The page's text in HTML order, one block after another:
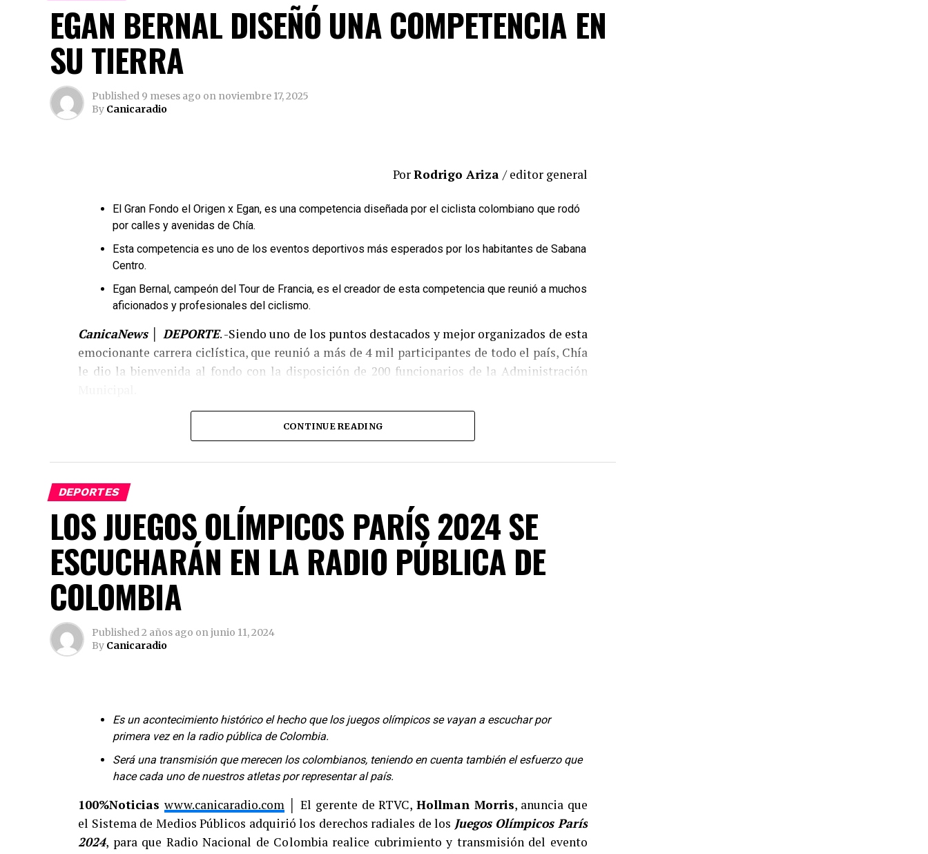
EGAN BERNAL DISEÑÓ UNA COMPETENCIA EN
SU TIERRA
Published 9 meses ago on noviembre 17, 2025
By Canicaradio
PorRodrigo Ariza / editor general
El Gran Fondo el Origen x Egan, es una competencia diseñada por el ciclista colombiano que rodó
por calles y avenidas de Chía.
Esta competencia es uno de los eventos deportivos más esperados por los habitantes de Sabana
Centro.
Egan Bernal, campeón del Tour de Francia, es el creador de esta competencia que reunió a muchos
aficionados y profesionales del ciclismo.
CanicaNews │ DEPORTE. -Siendo uno de los puntos destacados y mejor organizados de esta
emocionante carrera ciclística, que reunió a más de 4 mil participantes de todo el país, Chía
le dio la bienvenida al fondo con la disposición de 200 funcionarios de la Administración
El evento contó con tres modalidades que se adaptaron a diferentes niveles de exigencia. La
prueba principal, el Gran Fondo, cubrió 164 kilómetros con 2.098 metros de desnivel positivo.
Por su parte, el Medio Fondo recorrió 107,6 kilómetros con 930 metros de desnivel. También
Iniciación B, Iniciación C, Principiante y Pre- Infantil, pensada para los que apenas están
iniciando en el ciclismo.
CONTINUE READING
DEPORTES
LOS JUEGOS OLÍMPICOS PARÍS 2024 SE
ESCUCHARÁN EN LA RADIO PÚBLICA DE
COLOMBIA
Published2 años ago onjunio 11, 2024
By Canicaradio
Es un acontecimiento histórico el hecho que los juegos olímpicos se vayan a escuchar por
primera vez en la radio pública de Colombia.
Será una transmisión que merecen los colombianos, teniendo en cuenta también el esfuerzo que
hace cada uno de nuestros atletas por representar al país.
100%Noticias www.canicaradio.com │ El gerente de RTVC, Hollman Morris, anuncia que
el Sistema de Medios Públicos adquirió los derechos radiales de los Juegos Olímpicos París
2024, para que Radio Nacional de Colombia realice cubrimiento y transmisión del evento